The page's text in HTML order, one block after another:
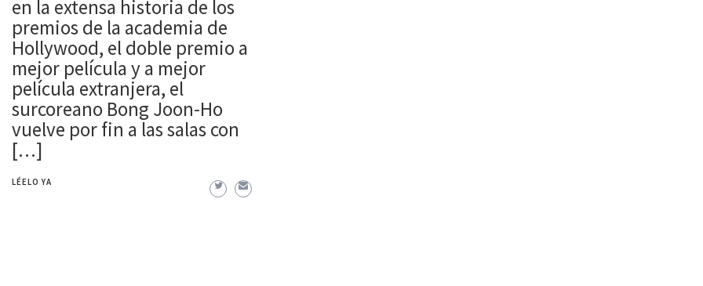
en la extensa historia de los
premios de la academia de
Hollywood, el doble premio a
mejor película y a mejor
película extranjera, el
surcoreano Bong Joon-Ho
vuelve por fin a las salas con
[…]
LÉELO YA